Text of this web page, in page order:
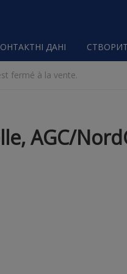
ДАНІ
fermé à la vente.
AGC/